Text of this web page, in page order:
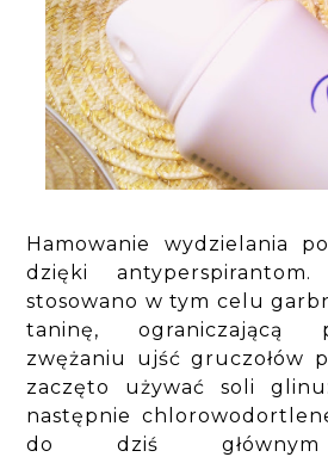
Hamowanie wydzielania
dzięki
stosowano w tym celu
taninę, ograniczającą
zwężaniu ujść gruczołów
zaczęto używać soli
następnie
do dziś głównym